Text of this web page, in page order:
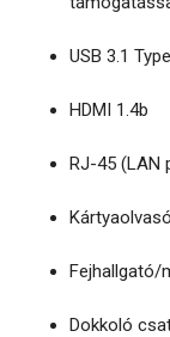
USB 3.1
HDMI 1.4b
RJ-45 (LAN
Kártyaolvasó
Fejhallgató/
Dokkoló